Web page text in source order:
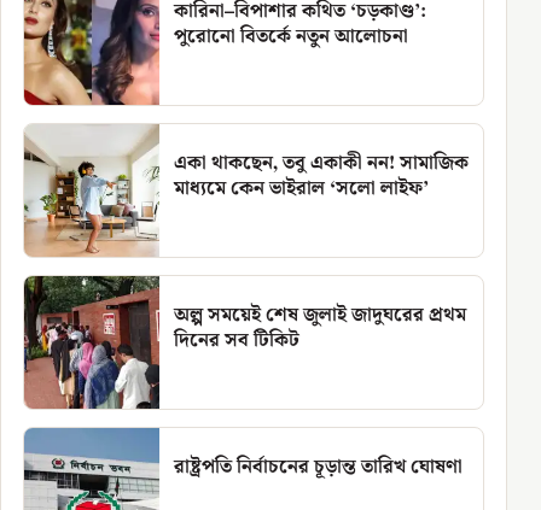
কারিনা–বিপাশার কথিত ‘চড়কাণ্ড’:
পুরোনো বিতর্কে নতুন আলোচনা
একা থাকছেন, তবু একাকী নন! সামাজিক
মাধ্যমে কেন ভাইরাল ‘সলো লাইফ’
অল্প সময়েই শেষ জুলাই জাদুঘরের প্রথম
দিনের সব টিকিট
রাষ্ট্রপতি নির্বাচনের চূড়ান্ত তারিখ ঘোষণা